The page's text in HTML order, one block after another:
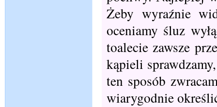
Żeby wyraźnie
oceniamy śluz
toalecie zawsze
kąpieli
ten sposób
wiarygodnie